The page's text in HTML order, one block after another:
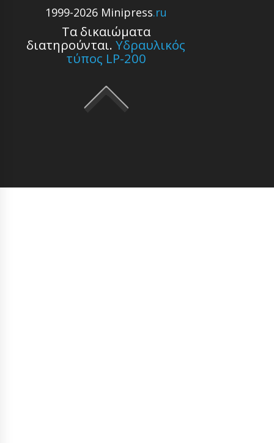
1999-2026 Minipress.ru
Τα δικαιώματα
διατηρούνται.Υδραυλικός
τύπος LP-200